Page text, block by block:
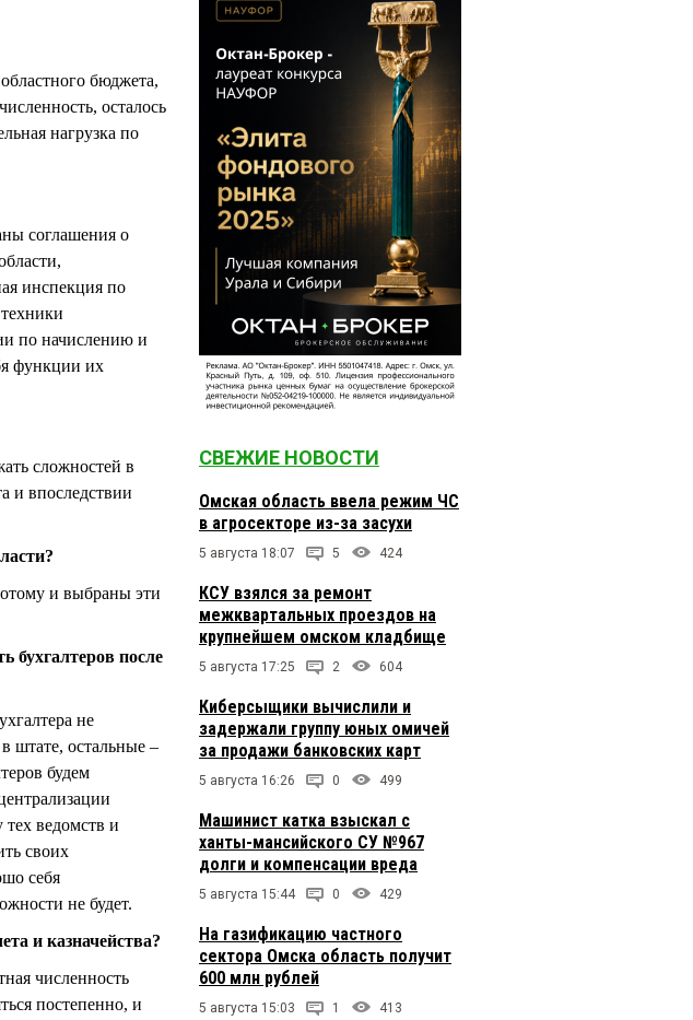
бюджета,
осталось
нагрузка по
соглашения о
инспекция по
по начислению и
функции их
сложностей в
и впоследствии
и выбраны эти
бухгалтеров после
не
штате, остальные –
будем
ведомств и
своих
себя
не будет.
и казначейства?
численность
постепенно, и
СВЕЖИЕ НОВОСТИ
Омская область ввела режим ЧС
в агросекторе из-за засухи
5 августа 18:07 5 424
КСУ взялся за ремонт
межквартальных проездов на
крупнейшем омском кладбище
5 августа 17:25 2 604
Киберсыщики вычислили и
задержали группу юных омичей
за продажи банковских карт
5 августа 16:26 0 499
Машинист катка взыскал с
ханты-мансийского СУ №967
долги и компенсации вреда
5 августа 15:44 0 429
На газификацию частного
сектора Омска область получит
600 млн рублей
5 августа 15:03 1 413